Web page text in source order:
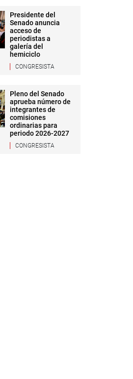
Presidente del
Senado anuncia
acceso de
periodistas a
galería del
hemiciclo
CONGRESISTA
Pleno del Senado
aprueba número de
integrantes de
comisiones
ordinarias para
periodo 2026-2027
CONGRESISTA